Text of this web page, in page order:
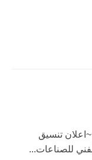
تنسيق
للصناعات...